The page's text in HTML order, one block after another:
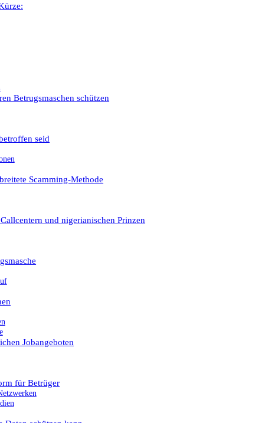
Betrugsmaschen schützen
seid
Scamming-Methode
und nigerianischen Prinzen
Jobangeboten
für Betrüger